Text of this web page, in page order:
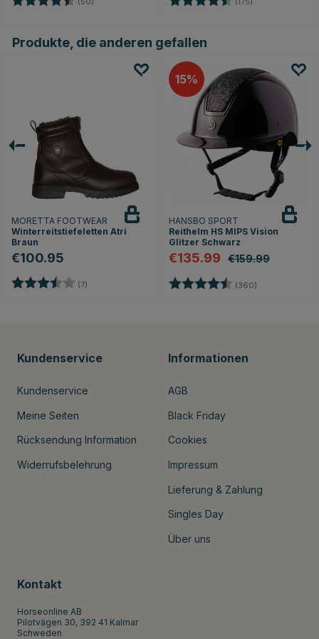
Produkte, die anderen gefallen
MORETTA FOOTWEAR
Winterreitstiefeletten Atri
Braun
€100.95
Bewertung: (7)
15
HANSBO SPORT
Reithelm HS MIPS Vision
Glitzer Schwarz
€135.99 €159.99
Bewertung: (360)
Kundenservice
Kundenservice
Meine Seiten
Rücksendung Information
Widerrufsbelehrung
Informationen
AGB
Black Friday
Cookies
Impressum
Lieferung & Zahlung
Singles Day
Über uns
Kontakt
Horseonline AB
Pilotvägen 30, 392 41 Kalmar
Schweden